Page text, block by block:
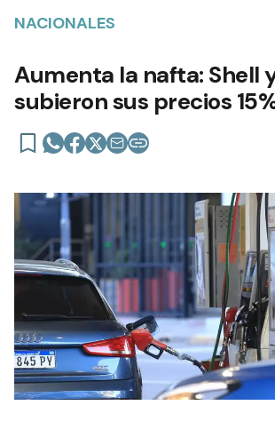
NACIONALES
Aumenta la nafta: Shell
subieron sus precios